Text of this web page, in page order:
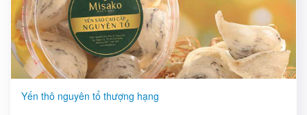
Yến thô nguyên tổ thượng hạng